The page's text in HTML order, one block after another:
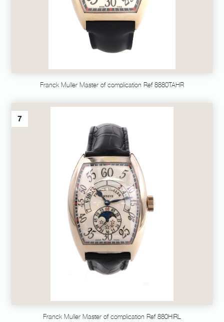
Franck Muller Master of complication Ref 8880TAHR
7
Franck Muller Master of complication Ref 880HIRL